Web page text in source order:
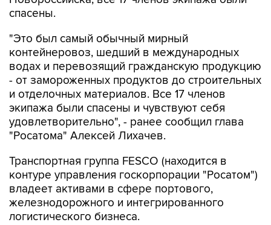
спасены.
"Это был самый обычный мирный
контейнеровоз, шедший в международных
водах и перевозящий гражданскую продукцию
- от замороженных продуктов до строительных
и отделочных материалов. Все 17 членов
экипажа были спасены и чувствуют себя
удовлетворительно", - ранее сообщил глава
"Росатома" Алексей Лихачев.
Транспортная группа FESCO (находится в
контуре управления госкорпорации "Росатом")
владеет активами в сфере портового,
железнодорожного и интегрированного
логистического бизнеса.